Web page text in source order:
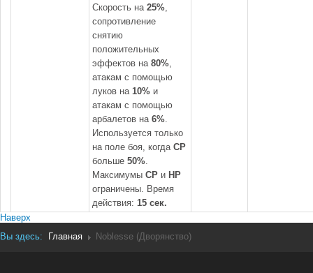
Скорость на 25%,
сопротивление
снятию
положительных
эффектов на 80%,
атакам с помощью
луков на 10% и
атакам с помощью
арбалетов на 6%.
Используется только
на поле боя, когда CP
больше 50%.
Максимумы CP и HP
ограничены. Время
действия: 15 сек.
Наверх
Вы здесь:
Главная Noblesse (Дворянство)